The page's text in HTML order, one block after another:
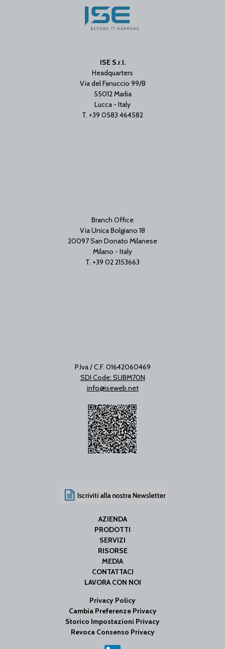
ISE S.r.l.
Headquarters
Via del Fanuccio 99/B
55012 Marlia
Lucca - Italy
T. +39 0583 464582
Branch Office
Via Unica Bolgiano 18
20097 San Donato Milanese
Milano - Italy
T. +39 02 2153663
P.Iva / C.F. 01642060469
SDI Code: SUBM70N
info@iseweb.net
AZIENDA
PRODOTTI
SERVIZI
RISORSE
MEDIA
CONTATTACI
LAVORA CON NOI
Privacy Policy
Cambia Preferenze Privacy
Storico Impostazioni Privacy
Revoca Consenso Privacy